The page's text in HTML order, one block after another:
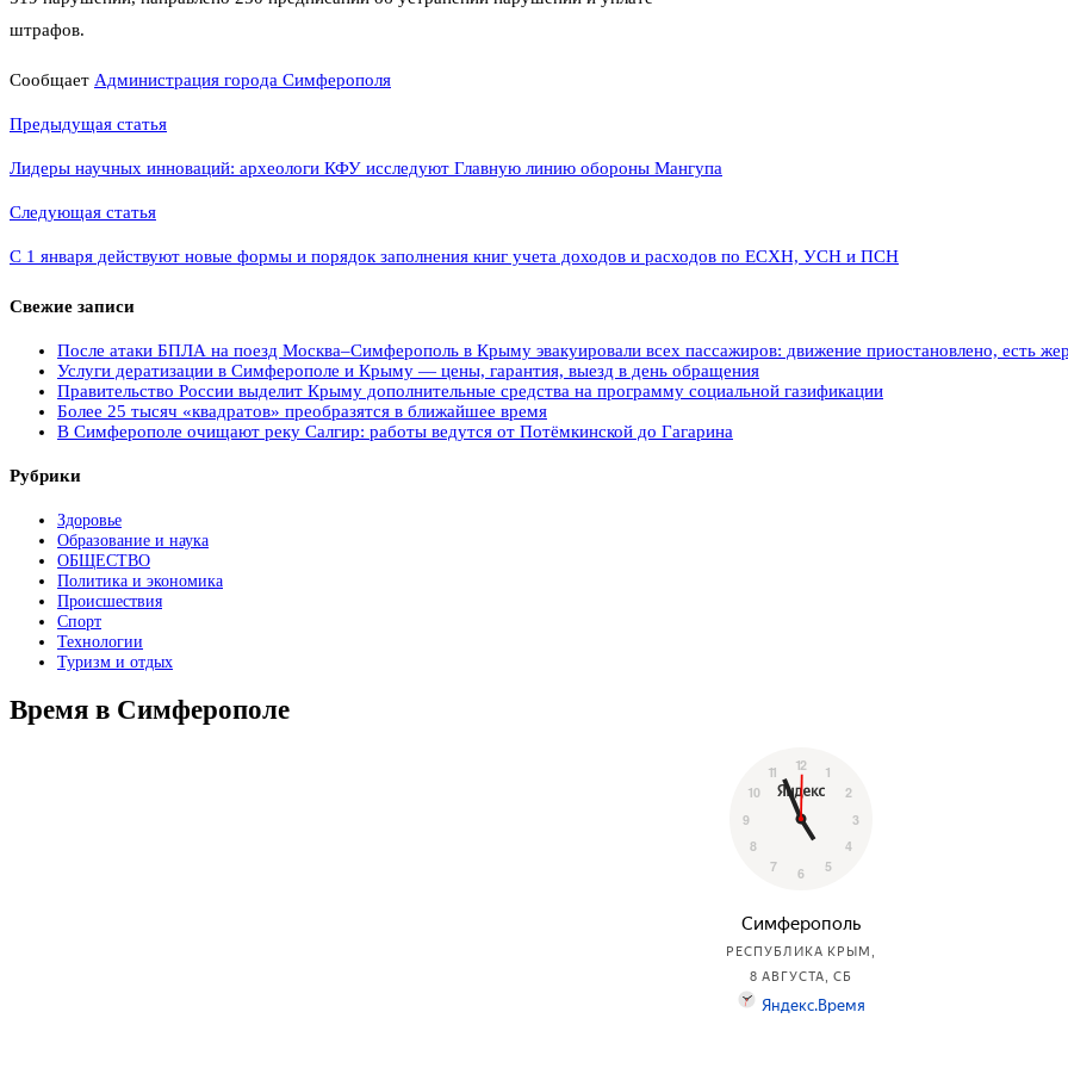
штрафов.
Сообщает Администрация города Симферополя
Навигация
по
Предыдущая статья
Лидеры научных инноваций: археологи КФУ исследуют Главную линию обороны Мангупа
Следующая статья
С 1 января действуют новые формы и порядок заполнения книг учета доходов и расходов по ЕСХН, УСН и ПСН
Свежие записи
После атаки БПЛА на поезд Москва–Симферополь в Крыму эвакуировали всех пассажиров: движение приостановлено, есть
Услуги дератизации в Симферополе и Крыму — цены, гарантия, выезд в день обращения
Правительство России выделит Крыму дополнительные средства на программу социальной газификации
Более 25 тысяч «квадратов» преобразятся в ближайшее время
В Симферополе очищают реку Салгир: работы ведутся от Потёмкинской до Гагарина
Рубрики
Здоровье
Образование и наука
ОБЩЕСТВО
Политика и экономика
Происшествия
Спорт
Технологии
Туризм и отдых
Время в Симферополе